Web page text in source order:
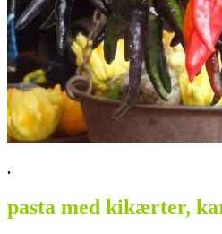
.
pasta med kikærter,